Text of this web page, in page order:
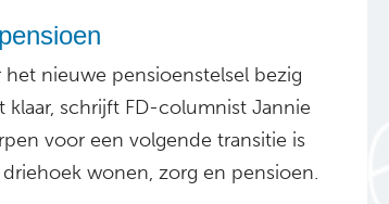
nieuwe pensioenstelsel bezig
klaar, schrijft FD-columnist Jannie
voor een volgende transitie is
wonen, zorg en pensioen.